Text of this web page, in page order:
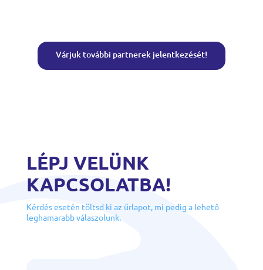
Várjuk további partnerek jelentkezését!
LÉPJ VELÜNK
KAPCSOLATBA!
Kérdés esetén töltsd ki az űrlapot, mi pedig a lehető
leghamarabb válaszolunk.